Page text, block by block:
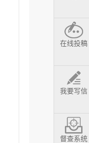
在线投稿
我要写信
督查系统